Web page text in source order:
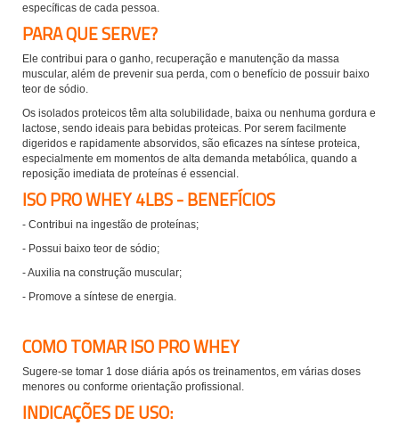
específicas de cada pessoa.
PARA QUE SERVE?
Ele contribui para o ganho, recuperação e manutenção da massa
muscular, além de prevenir sua perda, com o benefício de possuir baixo
teor de sódio.
Os isolados proteicos têm alta solubilidade, baixa ou nenhuma gordura e
lactose, sendo ideais para bebidas proteicas. Por serem facilmente
digeridos e rapidamente absorvidos, são eficazes na síntese proteica,
especialmente em momentos de alta demanda metabólica, quando a
reposição imediata de proteínas é essencial.
ISO PRO WHEY 4LBS - BENEFÍCIOS
- Contribui na ingestão de proteínas;
- Possui baixo teor de sódio;
- Auxilia na construção muscular;
- Promove a síntese de energia.
COMO TOMAR ISO PRO WHEY
Sugere-se tomar 1 dose diária após os treinamentos, em várias doses
menores ou conforme orientação profissional.
INDICAÇÕES DE USO: